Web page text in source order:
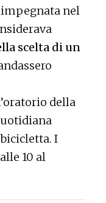
nel
scelta di un
della
I
10 al